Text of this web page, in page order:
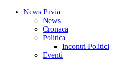
News Pavia
News
Cronaca
Politica
Incontri Politici
Eventi